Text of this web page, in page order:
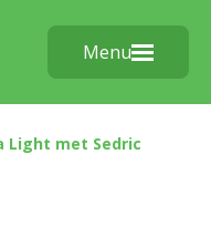
Menu
Light met Sedric